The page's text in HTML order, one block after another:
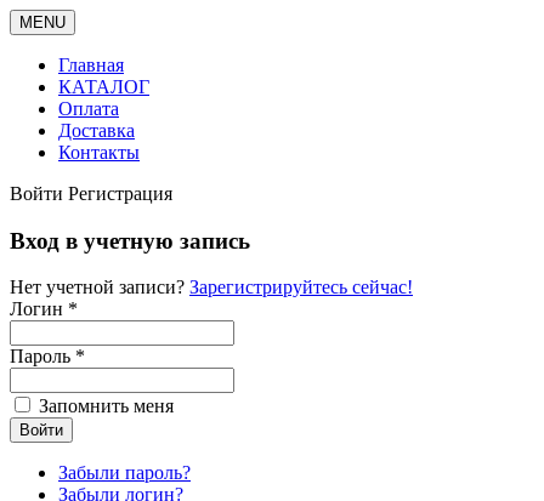
MENU
Главная
КАТАЛОГ
Оплата
Доставка
Контакты
Войти Регистрация
Вход в учетную запись
Нет учетной записи? Зарегистрируйтесь сейчас!
Логин *
Пароль *
Запомнить меня
Забыли пароль?
Забыли логин?